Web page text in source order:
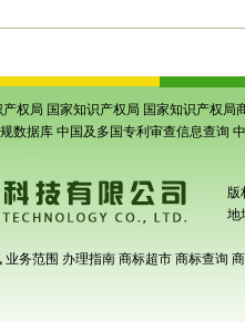
产权局 国家知识产权局 国家知识产权局
数据库 中国及多国专利审查信息查询
版
地
业务范围 办理指南 商标超市 商标查询